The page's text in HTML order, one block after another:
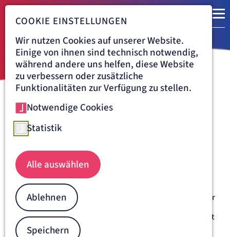
Navigationspfad
ARTEMED AKADEMIE
FORT- UND WEITERBILDUNG
KOMPETENZZENTRUM NOTFALLMEDIZIN
ALS-Refresher-Kurs:
Reanimationsfortbildung in
Advanced Life Support
Der ERC ALS-Refresher-Kurs
ist ein eintägiger Kurs, welcher
die wesentlichen Aspekte des ERC ALS-Provider Kurses
wiederholt und Neuerungen aus den Leitlinien thematisiert
und diese in praktischen Szenarien vertieft.
COOKIE EINSTELLUNGEN
Wir nutzen Cookies auf unserer Website.
Einige von ihnen sind technisch notwendig,
während andere uns helfen, diese Website
zu verbessern oder zusätzliche
Funktionalitäten zur Verfügung zu stellen.
Notwendige Cookies
Statistik
Alle auswählen
Ablehnen
Speichern